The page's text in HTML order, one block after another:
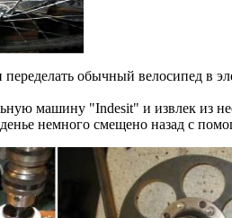
обычный велосипед в
машину "Indesit" и извлек из
немного смещено назад с